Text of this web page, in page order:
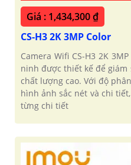
Giá : 1,434,300 ₫
CS-H3 2K 3MP Color
Camera Wifi CS-H3 2K
ninh được thiết kế để
chất lượng cao. Với độ
hình ảnh sắc nét và chi
từng chi tiết